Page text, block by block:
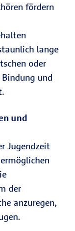
fördern
lange
oder
und
und
Jugendzeit
der
anzuregen,